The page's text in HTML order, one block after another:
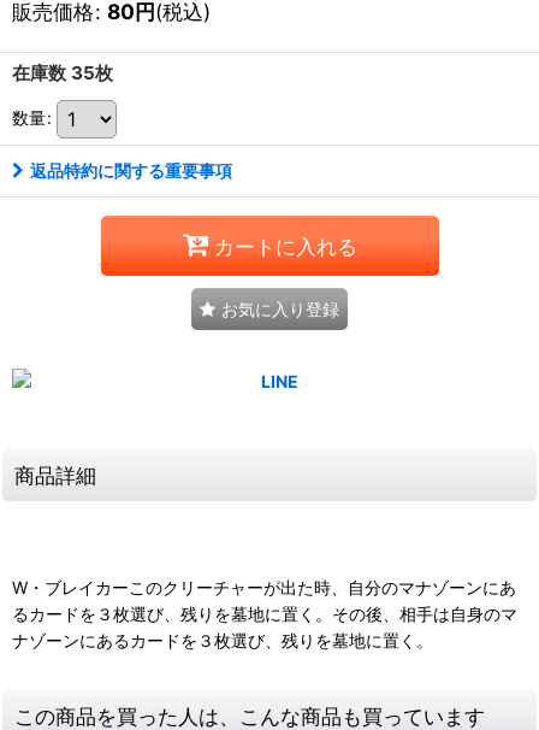
販売価格: 80円(税込)
在庫数 35枚
数量:
返品特約に関する重要事項
カートに入れる
お気に入り登録
商品詳細
W・ブレイカーこのクリーチャーが出た時、自分のマナゾーンにあ
るカードを３枚選び、残りを墓地に置く。その後、相手は自身のマ
ナゾーンにあるカードを３枚選び、残りを墓地に置く。
この商品を買った人は、こんな商品も買っています